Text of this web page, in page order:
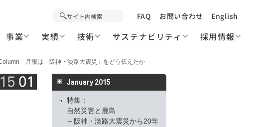
FAQ お問い合わせ English
事業 実績 技術 サステナビリティ 採用情報
月報は「阪神・淡路大震災」をどう伝えたか
January 2015
特集：
自然災害と鹿島
～阪神・淡路大震災から20年